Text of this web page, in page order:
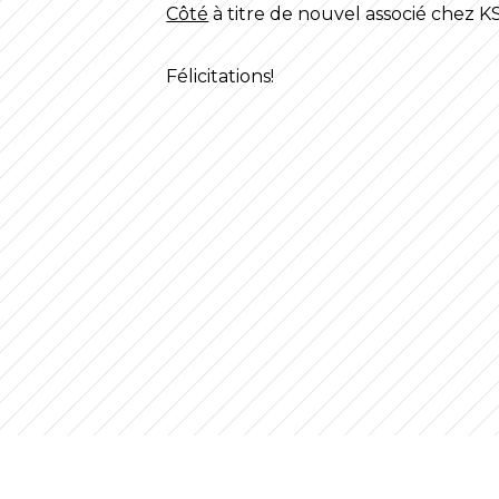
Côté à titre de nouvel associé chez
Félicitations!